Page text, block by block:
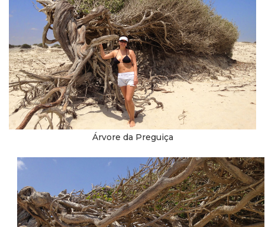
Árvore da Preguiça